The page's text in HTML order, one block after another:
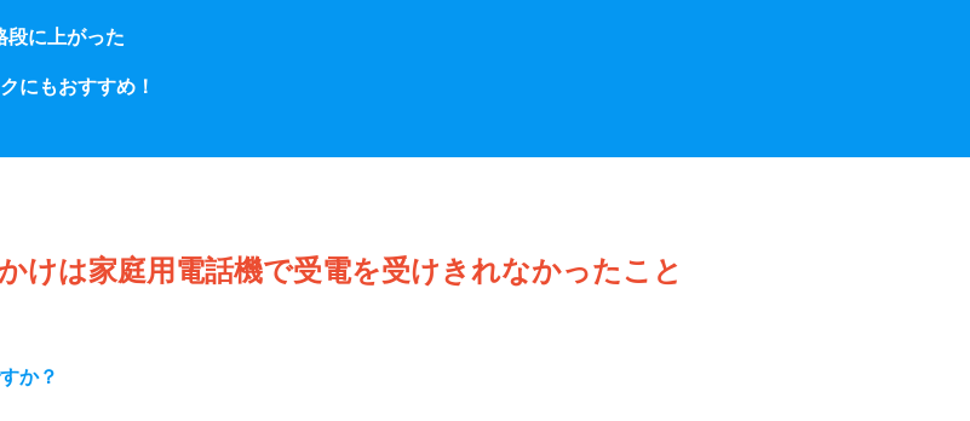
段に上がった
にもおすすめ！
けは家庭用電話機で受電を受けきれなかったこと
か？